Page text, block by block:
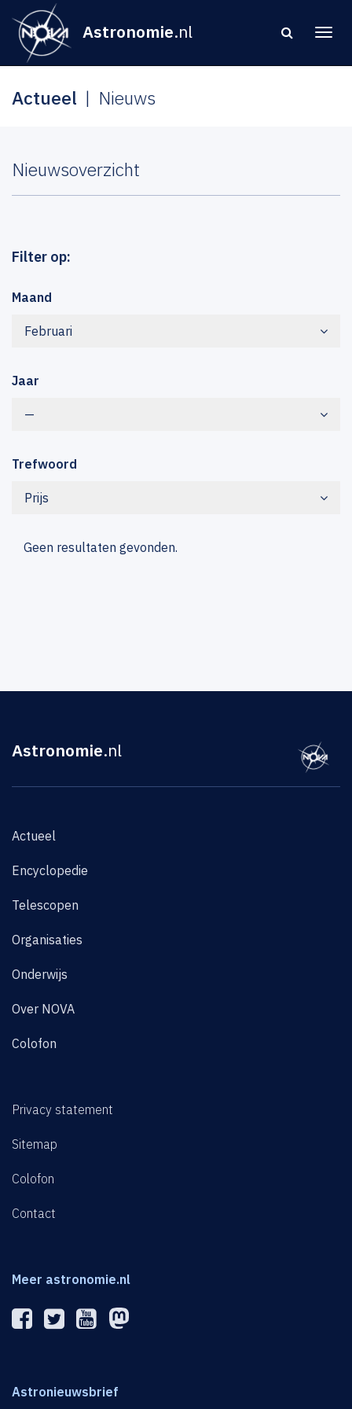
Astronomie.nl
Actueel Nieuws
Nieuwsoverzicht
Filter op:
Maand
Februari
Jaar
—
Trefwoord
Prijs
Geen resultaten gevonden.
Astronomie.nl
Actueel
Encyclopedie
Telescopen
Organisaties
Onderwijs
Over NOVA
Colofon
Privacy statement
Sitemap
Colofon
Contact
Meer astronomie.nl
Astronieuwsbrief